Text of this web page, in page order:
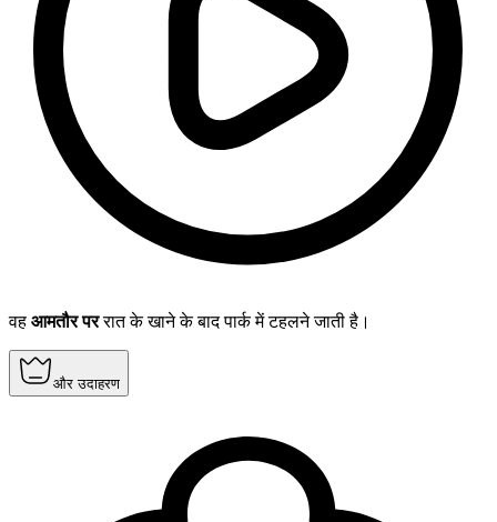
वह आमतौर पररात के खाने के बाद पार्क में टहलने जाती है।
और उदाहरण